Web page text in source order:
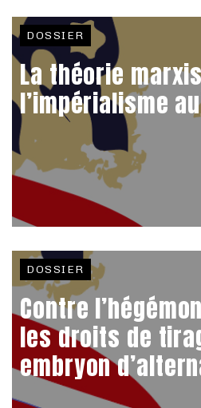
DOSSIER
La théorie
l’impérialisme
DOSSIER
Contre
les droits de
embryon